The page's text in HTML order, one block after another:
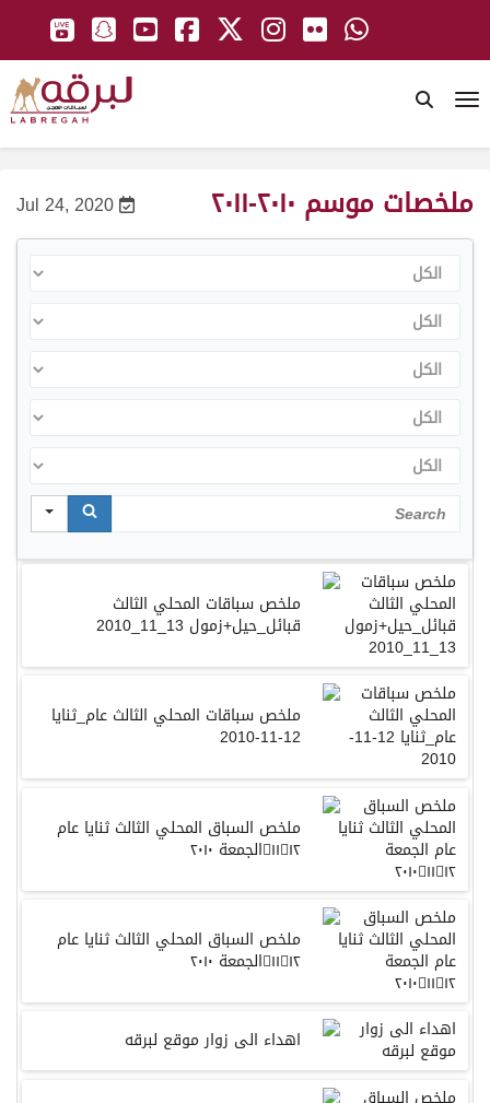
Jul 24, 2020 ملخصات موسم ٢٠١٠-٢٠١١
الكل
الكل
الكل
الكل
الكل
Search
ملخص سباقات المحلي الثالث
قبائل_حيل+زمول 13_11_2010
ملخص سباقات المحلي الثالث عام_ثنايا
12-11-2010
ملخص السباق المحلي الثالث ثنايا عام
الجمعة ٢٠١٠١١١٢
ملخص السباق المحلي الثالث ثنايا عام
الجمعة ٢٠١٠١١١٢
اهداء الى زوار موقع لبرقه